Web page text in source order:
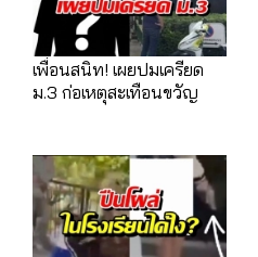
เพื่อนสนิท! เผยปมเครียด
ม.3 ก่อเหตุสะเทือนขวัญ